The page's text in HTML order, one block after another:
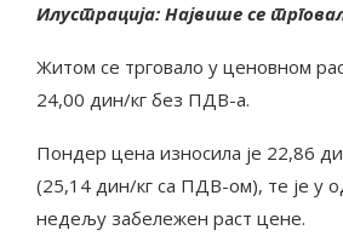
Илустрација: Највише се
Житом се трговало у ценовном
24,00 дин/кг без ПДВ-а.
Пондер цена износила је 22,86
(25,14 дин/кг са ПДВ-ом), те је у
недељу забележен раст цене.